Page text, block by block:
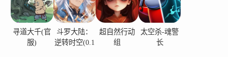
参与精彩刺激的动作、战斗和冒险游戏。
加入 Instagram、Facebook、YouTube 和 Discord
社区，获取最新资讯、参与趣味挑战并获得奖励。
寻道大千(官
服)
斗罗大陆：
逆转时空(0.1
超自然行动
组
太空杀-魂警
长